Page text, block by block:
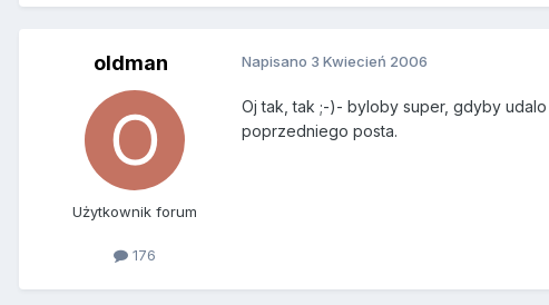
oldman
Użytkownik forum
176
Napisano 3 Kwiecień 2006
Oj tak, tak ;-)- byloby super, gdyby
poprzedniego posta.